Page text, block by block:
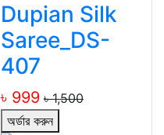
Dupian Silk
Saree_DS-
407
৳ 999 ৳ 1,500
অর্ডার করুন